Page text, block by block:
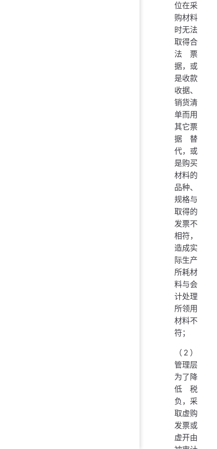
位在采
购材料
时无法
取得合
法票
据，或
是收款
收据、
销货清
单而用
其它票
据替
代，或
是购买
材料的
品种、
规格与
取得的
发票不
相符，
造成实
际生产
所耗材
料与会
计处理
所领用
材料不
符；
（2）
管理层
为了降
低税
负，采
取虚购
发票或
虚开由